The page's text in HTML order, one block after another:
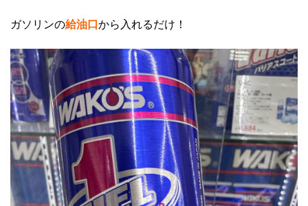
ガソリンの給油口から入れるだけ！